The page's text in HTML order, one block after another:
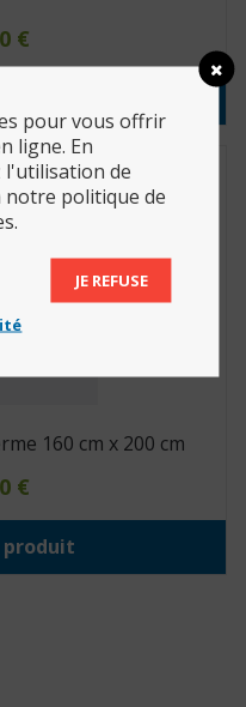
€
160 cm x 200 cm
€
produit
pour vous offrir
ligne. En
l'utilisation de
politique de
JE REFUSE